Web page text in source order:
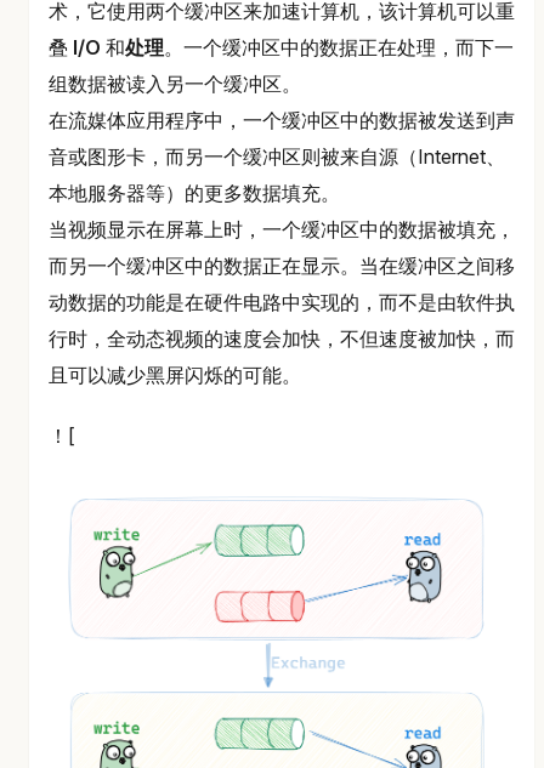
术，它使用两个缓冲区来加速计算机，该计算机可以重
叠 I/O 和处理。一个缓冲区中的数据正在处理，而下一
组数据被读入另一个缓冲区。
在流媒体应用程序中，一个缓冲区中的数据被发送到声
音或图形卡，而另一个缓冲区则被来自源（Internet、
本地服务器等）的更多数据填充。
当视频显示在屏幕上时，一个缓冲区中的数据被填充，
而另一个缓冲区中的数据正在显示。当在缓冲区之间移
动数据的功能是在硬件电路中实现的，而不是由软件执
行时，全动态视频的速度会加快，不但速度被加快，而
且可以减少黑屏闪烁的可能。
！[